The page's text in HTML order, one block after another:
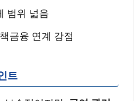
범위 넓음
금융 연계 강점
트